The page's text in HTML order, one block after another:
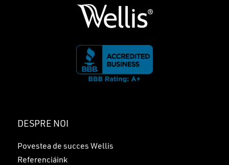
GO TO SHOP
DESPRE NOI
Povestea de succes Wellis
Referenciáink